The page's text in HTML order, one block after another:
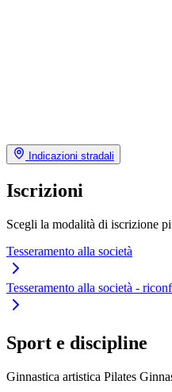
Indicazioni stradali
Iscrizioni
Scegli la modalità di iscrizione
Tesseramento alla società
Tesseramento alla società -
Sport e discipline
Ginnastica artistica Pilates